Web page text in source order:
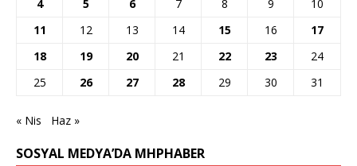
4
5 6 7 8 9
10
11
12 13 14 15 16
17
18
19 20 21 22 23
24
25
26 27 28 29 30 31
« Nis Haz »
SOSYAL MEDYA’DA MHPHABER